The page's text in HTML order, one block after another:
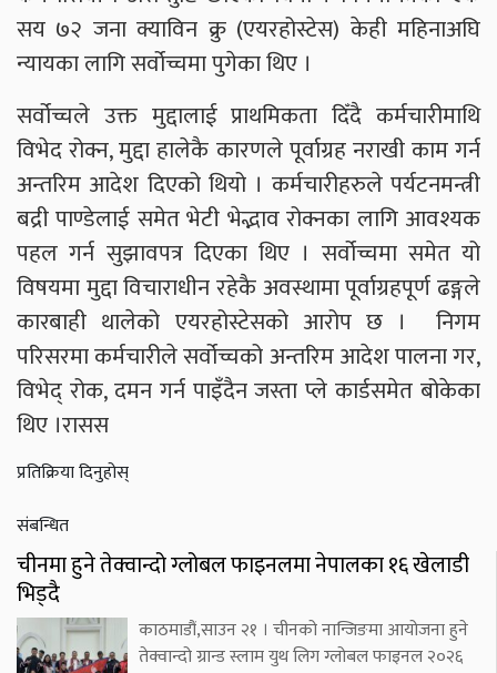
सय ७२ जना क्याविन क्रु (एयरहोस्टेस) केही महिनाअघि
न्यायका लागि सर्वोच्चमा पुगेका थिए ।
सर्वोच्चले उक्त मुद्दालाई प्राथमिकता दिँदै कर्मचारीमाथि
विभेद रोक्न, मुद्दा हालेकै कारणले पूर्वाग्रह नराखी काम गर्न
अन्तरिम आदेश दिएको थियो । कर्मचारीहरुले पर्यटनमन्त्री
बद्री पाण्डेलाई समेत भेटी भेद्भाव रोक्नका लागि आवश्यक
पहल गर्न सुझावपत्र दिएका थिए । सर्वोच्चमा समेत यो
विषयमा मुद्दा विचाराधीन रहेकै अवस्थामा पूर्वाग्रहपूर्ण ढङ्गले
कारबाही थालेको एयरहोस्टेसको आरोप छ । निगम
परिसरमा कर्मचारीले सर्वोच्चको अन्तरिम आदेश पालना गर,
विभेद् रोक, दमन गर्न पाइँदैन जस्ता प्ले कार्डसमेत बोकेका
थिए ।रासस
प्रतिक्रिया दिनुहोस्
संबन्धित
चीनमा हुने तेक्वान्दो ग्लोबल फाइनलमा नेपालका १६ खेलाडी
भिड्दै
काठमाडौं,साउन २१ । चीनको नान्जिङमा आयोजना हुने
तेक्वान्दो ग्रान्ड स्लाम युथ लिग ग्लोबल फाइनल २०२६